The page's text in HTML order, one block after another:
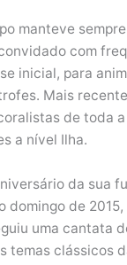
manteve
com
inicial, para
Mais
de toda
a nível Ilha.
da sua
domingo de 2015,
uma cantata
temas clássicos